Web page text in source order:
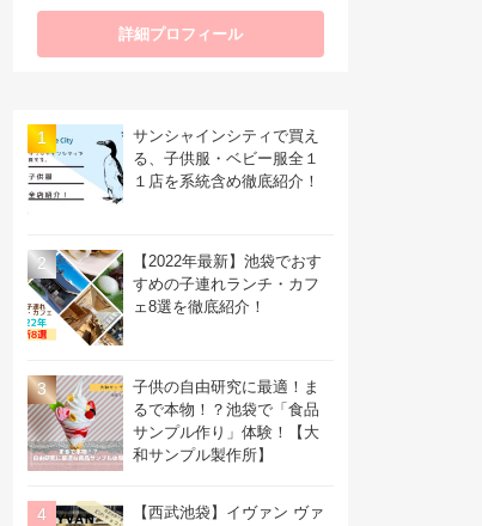
サンシャインシティで買え
る、子供服・ベビー服全１
１店を系統含め徹底紹介！
【2022年最新】池袋でおす
すめの子連れランチ・カフ
ェ8選を徹底紹介！
子供の自由研究に最適！ま
るで本物！？池袋で「食品
サンプル作り」体験！【大
和サンプル製作所】
【西武池袋】イヴァン ヴァ